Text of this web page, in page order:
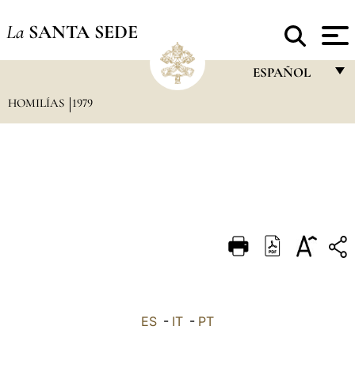
La SANTA SEDE
ESPAÑOL
DEUTSCH
HOMILÍAS 1979
ES - IT - PT